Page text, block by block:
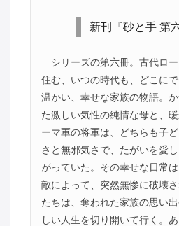
新刊『砂と手 第
シリーズの第六冊。古代ロ
住む、いつの時代も、どこに
温かい、幸せな家族の物語。
た激しい気性の純情な母と、
ーマ軍の将軍は、どちらも子
さと無邪気さで、たがいを愛
がっていた。その幸せな日常
敵によって、突然無惨に破壊
たちは、奪われた家族の思い
しい人生を切り開いて行く。